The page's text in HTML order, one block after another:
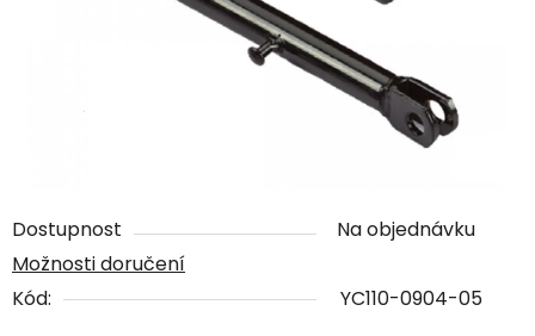
Dostupnost
Na objednávku
Možnosti doručení
Kód:
YC110-0904-05